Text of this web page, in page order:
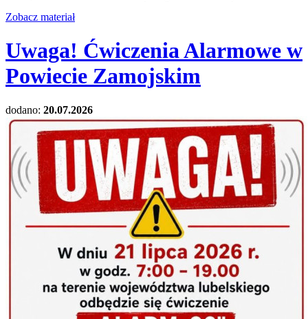
Zobacz materiał
Uwaga! Ćwiczenia Alarmowe w
Powiecie Zamojskim
dodano: 20.07.2026